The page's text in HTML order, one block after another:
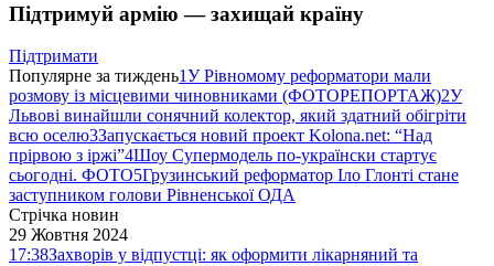
Підтримуй армію — захищай країну
Підтримати
Популярне за тиждень1У Рівномому реформатори мали
розмову із місцевими чиновниками (ФОТОРЕПОРТАЖ)2У
Львові винайшли сонячний колектор, який здатний обігріти
всю оселю3Запускається новий проект Kolona.net: “Над
прірвою з іржі”4Шоу Супермодель по-українски стартує
сьогодні. ФОТО5Грузинський реформатор Іло Глонті стане
заступником голови Рівненської ОДА
Стрічка новин
29 Жовтня 2024
17:38Захворів у відпустці: як оформити лікарняний та